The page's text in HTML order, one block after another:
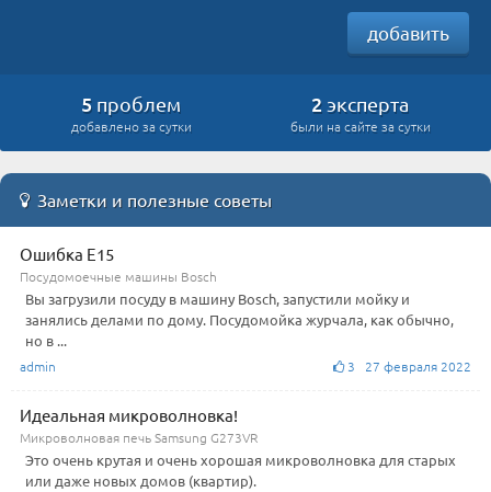
добавить
5 проблем
добавлено за сутки
2 эксперта
были на сайте за сутки
Заметки и полезные советы
Ошибка E15
Посудомоечные машины Bosch
Вы загрузили посуду в машину Bosch, запустили мойку и
занялись делами по дому. Посудомойка журчала, как обычно,
но в ...
admin 3 27 февраля 2022
Идеальная микроволновка!
Микроволновая печь Samsung G273VR
Это очень крутая и очень хорошая микроволновка для старых
или даже новых домов (квартир).